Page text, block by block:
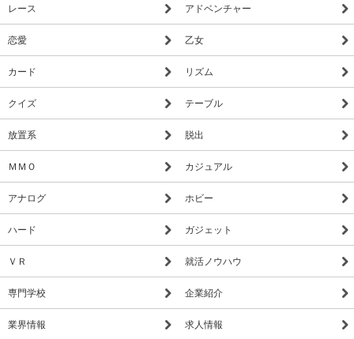
レース アドベンチャー
恋愛 乙女
カード リズム
クイズ テーブル
放置系 脱出
ＭＭＯ カジュアル
アナログ ホビー
ハード ガジェット
ＶＲ 就活ノウハウ
専門学校 企業紹介
業界情報 求人情報